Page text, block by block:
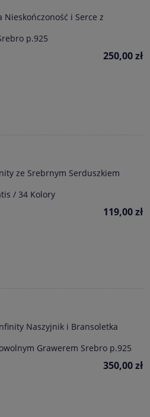
i Serce z
p.925
250,00 zł
ze Srebrnym Serduszkiem
/ 34 Kolory
119,00 zł
Naszyjnik i Bransoletka
Grawerem Srebro p.925
350,00 zł